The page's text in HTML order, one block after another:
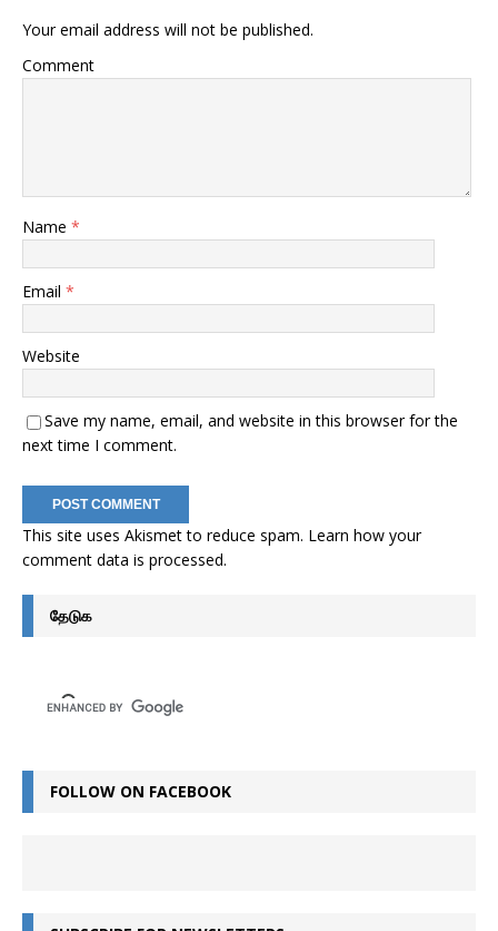
Your email address will not be published.
Comment
Name *
Email *
Website
Save my name, email, and website in this browser for the
next time I comment.
This site uses Akismet to reduce spam. Learn how your
comment data is processed.
தேடுக
FOLLOW ON FACEBOOK